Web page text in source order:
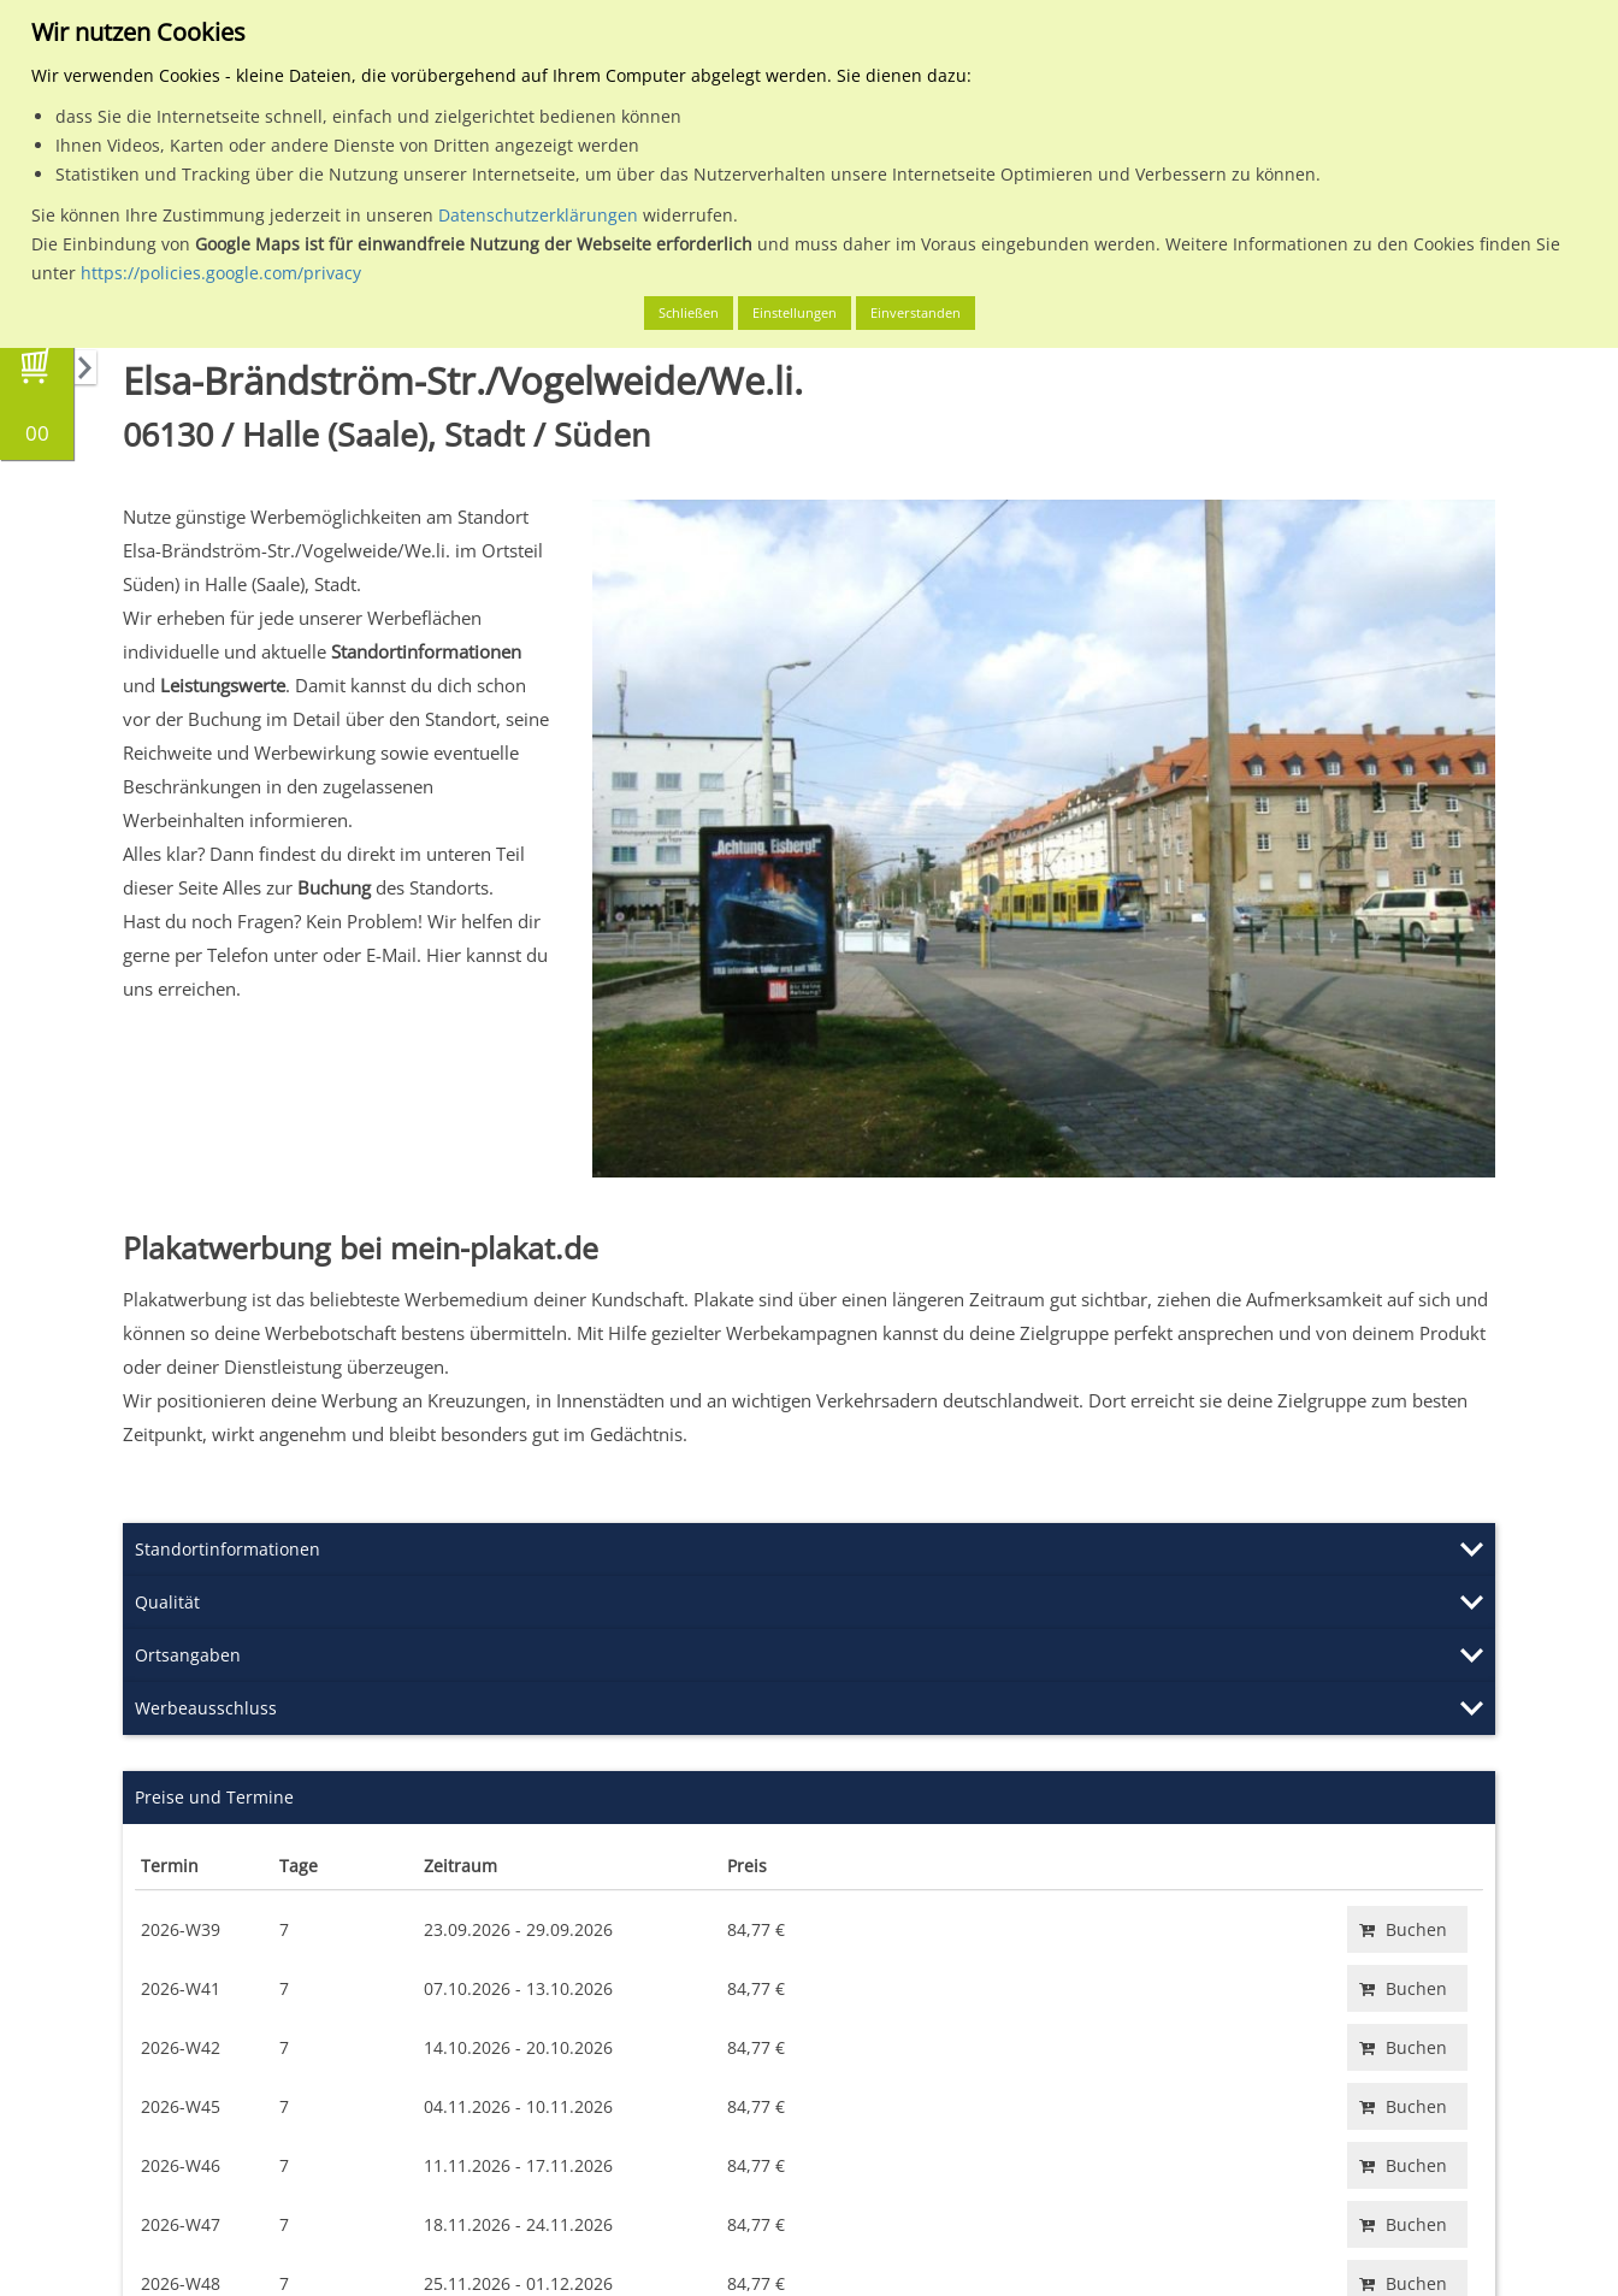
Planen & Buchen Plakatwerbung
Wähle den Werbestandort:
00
Halle (Saale), Stadt Elsa-Brändström-Str./Vogelweide/We.li.
Elsa-Brändström-Str./Vogelweide/We.li.
06130 / Halle (Saale), Stadt / Süden
Nutze günstige Werbemöglichkeiten am Standort
Elsa-Brändström-Str./Vogelweide/We.li. im Ortsteil
Süden) in Halle (Saale), Stadt.
Wir erheben für jede unserer Werbeflächen
individuelle und aktuelle Standortinformationen
und Leistungswerte. Damit kannst du dich schon
vor der Buchung im Detail über den Standort, seine
Reichweite und Werbewirkung sowie eventuelle
Beschränkungen in den zugelassenen
Werbeinhalten informieren.
Alles klar? Dann findest du direkt im unteren Teil
dieser Seite Alles zur Buchungdes Standorts.
Hast du noch Fragen? Kein Problem! Wir helfen dir
gerne per Telefon unter oder E-Mail. Hier kannst du
uns erreichen.
Plakatwerbung bei mein-plakat.de
Plakatwerbung ist das beliebteste Werbemedium deiner Kundschaft. Plakate sind über einen längeren Zeitraum gut sichtbar, ziehen die Aufmerksamkeit auf sich und
können so deine Werbebotschaft bestens übermitteln. Mit Hilfe gezielter Werbekampagnen kannst du deine Zielgruppe perfekt ansprechen und von deinem Produkt
oder deiner Dienstleistung überzeugen.
Wir positionieren deine Werbung an Kreuzungen, in Innenstädten und an wichtigen Verkehrsadern deutschlandweit. Dort erreicht sie deine Zielgruppe zum besten
Zeitpunkt, wirkt angenehm und bleibt besonders gut im Gedächtnis.
Standortinformationen
Qualität
Ortsangaben
Werbeausschluss
Preise und Termine
Termin Tage Zeitraum Preis
2026-W39 7 23.09.2026 - 29.09.2026 84,77 € Buchen
2026-W41 7 07.10.2026 - 13.10.2026 84,77 € Buchen
2026-W42 7 14.10.2026 - 20.10.2026 84,77 € Buchen
2026-W45 7 04.11.2026 - 10.11.2026 84,77 € Buchen
2026-W46 7 11.11.2026 - 17.11.2026 84,77 € Buchen
2026-W47 7 18.11.2026 - 24.11.2026 84,77 € Buchen
2026-W48 7 25.11.2026 - 01.12.2026 84,77 € Buchen
Wir nutzen Cookies
Wir verwenden Cookies - kleine Dateien, die vorübergehend auf Ihrem Computer abgelegt werden. Sie dienen dazu:
dass Sie die Internetseite schnell, einfach und zielgerichtet bedienen können
Ihnen Videos, Karten oder andere Dienste von Dritten angezeigt werden
Statistiken und Tracking über die Nutzung unserer Internetseite, um über das Nutzerverhalten unsere Internetseite Optimieren und Verbessern zu können.
Sie können Ihre Zustimmung jederzeit in unseren Datenschutzerklärungen widerrufen.
Die Einbindung von Google Maps ist für einwandfreie Nutzung der Webseite erforderlich und muss daher im Voraus eingebunden werden. Weitere Informationen zu den Cookies finden Sie
unter https://policies.google.com/privacy
Schließen Einstellungen Einverstanden